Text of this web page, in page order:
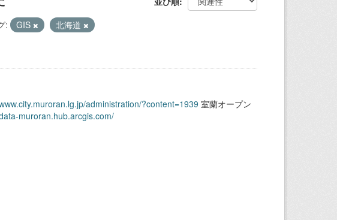
: GIS
北海道
administration/?content=1939 室蘭オープン
muroran.hub.arcgis.com/